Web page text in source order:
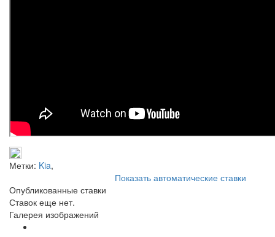
Метки: Kia,
Показать автоматические ставки
Опубликованные ставки
Ставок еще нет.
Галерея изображений